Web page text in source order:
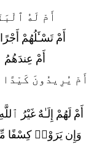
أَمْ لَهُ
أَمْ تَسْـَٔلُهُمْ
أَمْ عِندَهُمُ
أَمْ يُرِيدُونَ
أَمْ لَهُمْ إِلَـٰهٌ غَيْرُ
وَإِن يَرَوْا۟ كِسْفًا